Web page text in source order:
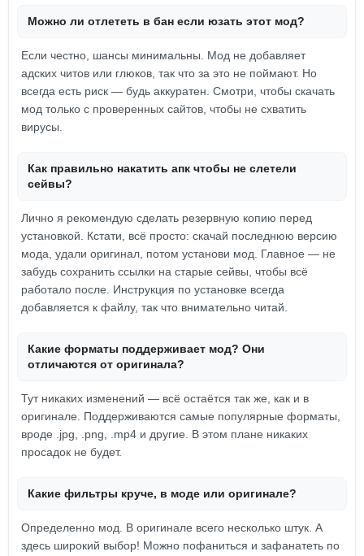
Можно ли отлететь в бан если юзать этот мод?
Если честно, шансы минимальны. Мод не добавляет
адских читов или глюков, так что за это не поймают. Но
всегда есть риск — будь аккуратен. Смотри, чтобы скачать
мод только с проверенных сайтов, чтобы не схватить
вирусы.
Как правильно накатить апк чтобы не слетели
сейвы?
Лично я рекомендую сделать резервную копию перед
установкой. Кстати, всё просто: скачай последнюю версию
мода, удали оригинал, потом установи мод. Главное — не
забудь сохранить ссылки на старые сейвы, чтобы всё
работало после. Инструкция по установке всегда
добавляется к файлу, так что внимательно читай.
Какие форматы поддерживает мод? Они
отличаются от оригинала?
Тут никаких изменений — всё остаётся так же, как и в
оригинале. Поддерживаются самые популярные форматы,
вроде .jpg, .png, .mp4 и другие. В этом плане никаких
просадок не будет.
Какие фильтры круче, в моде или оригинале?
Определенно мод. В оригинале всего несколько штук. А
здесь широкий выбор! Можно пофаниться и зафанатеть по